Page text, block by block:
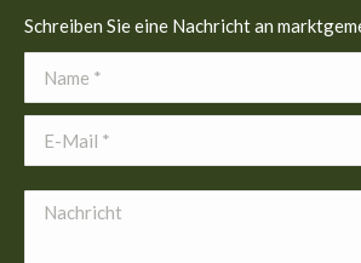
Schreiben Sie eine Nachricht an
Name *
E-Mail *
Nachricht